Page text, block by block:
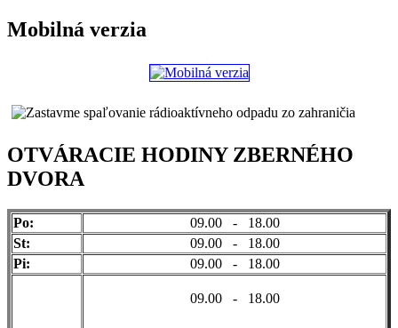
Mobilná verzia
OTVÁRACIE HODINY ZBERNÉHO
DVORA
Po:
09.00 - 18.00
St:
09.00 - 18.00
Pi:
09.00 - 18.00
09.00 - 18.00